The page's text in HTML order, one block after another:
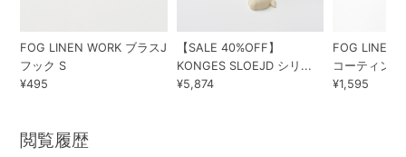
FOG LINEN WORK ブラスJ
フック S
¥495
【SALE 40%OFF】
KONGES SLOEJD シリ...
¥5,874
FOG LINEN
コーティン
¥1,595
閲覧履歴